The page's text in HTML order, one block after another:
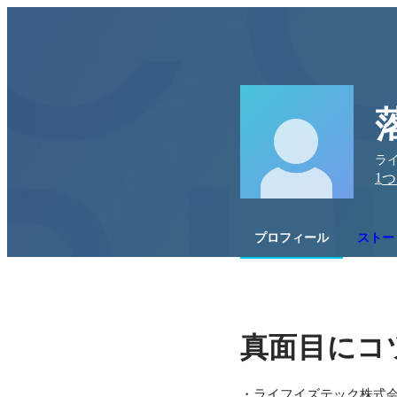
ラ
1
プロフィール スト
真面目に
・ライフイズテック株式